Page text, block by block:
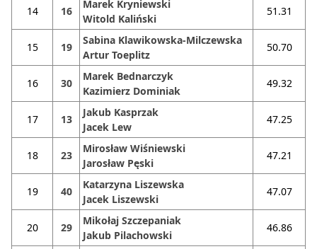
14 16
Marek Kryniewski
Witold Kaliński
51.31
15 19
Sabina Klawikowska-Milczewska
Artur Toeplitz
50.70
16 30
Marek Bednarczyk
Kazimierz Dominiak
49.32
17 13
Jakub Kasprzak
Jacek Lew
47.25
18 23
Mirosław Wiśniewski
Jarosław Pęski
47.21
19 40
Katarzyna Liszewska
Jacek Liszewski
47.07
20 29
Mikołaj Szczepaniak
Jakub Pilachowski
46.86